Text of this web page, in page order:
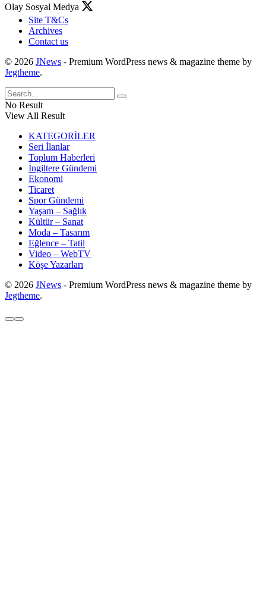
Olay Sosyal Medya
Site T&Cs
Archives
Contact us
© 2026 JNews - Premium WordPress news & magazine theme by
Jegtheme.
No Result
View All Result
KATEGORİLER
Seri İlanlar
Toplum Haberleri
İngiltere Gündemi
Ekonomi
Ticaret
Spor Gündemi
Yaşam – Sağlık
Kültür – Sanat
Moda – Tasarım
Eğlence – Tatil
Video – WebTV
Köşe Yazarları
© 2026 JNews - Premium WordPress news & magazine theme by
Jegtheme.